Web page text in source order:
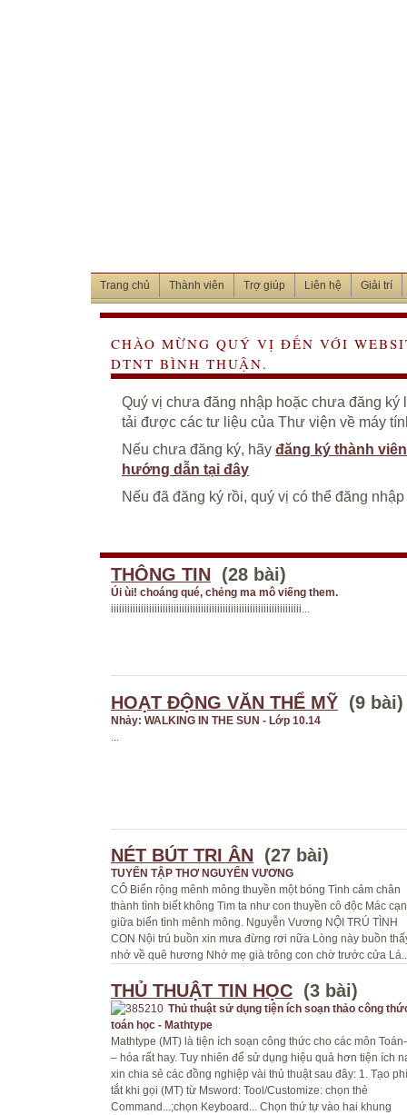
Trang chủ Thành viên Trợ giúp Liên hệ Giải trí
CHÀO MỪNG QUÝ VỊ ĐẾN VỚI
DTNT BÌNH THUẬN.
Quý vị chưa đăng nhập hoặc chưa đăng ký
tải được các tư liệu của Thư viện về máy
Nếu chưa đăng ký, hãy đăng ký thành
hướng dẫn tại đây
Nếu đã đăng ký rồi, quý vị có thể đăng
THÔNG TIN (28 bài)
Úi ùi! choáng qué, chẻng ma mô viếng them.
iiiiiiiiiiiiiiiiiiiiiiiiiiiiiiiiiiiiiiiiiiiiiiiiiiiiiiiiiiiiiiiiiiiiii...
HOẠT ĐỘNG VĂN THỂ MỸ (9 bài)
Nhảy: WALKING IN THE SUN - Lớp 10.14
NÉT BÚT TRI ÂN (27 bài)
TUYỂN TẬP THƠ NGUYỂN VƯƠNG
CÔ Biển rộng mênh mông thuyền một bóng Tình cảm chân
thành tình biết không Tim ta như con thuyền cô độc Mác cạn
giữa biển tình mênh mông. Nguyễn Vương NỘI TRÚ TÌNH
CON Nội trú buồn xin mưa đừng rơi nữa Lòng này buồn
nhớ về quê hương Nhớ mẹ già trông con chờ trước cửa
THỦ THUẬT TIN HỌC (3 bài)
Thủ thuật sử dụng tiện ích soạn thảo công
toán học - Mathtype
Mathtype (MT) là tiện ích soạn công thức cho các môn
– hóa rất hay. Tuy nhiên để sử dụng hiệu quả hơn tiện ích
xin chia sẻ các đồng nghiệp vài thủ thuật sau đây: 1. Tạo
tắt khi gọi (MT) từ Msword: Tool/Customize: chọn thẻ
Command...;chọn Keyboard... Chọn thứ tự vào hai khung